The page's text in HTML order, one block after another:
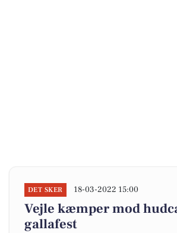
DET SKER 18-03-2022 15:00
Vejle kæmper mod
gallafest